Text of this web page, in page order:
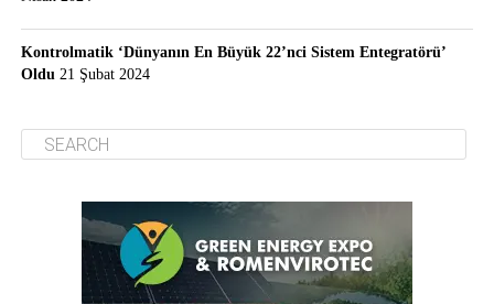
Kontrolmatik ‘Dünyanın En Büyük 22’nci Sistem Entegratörü’
Oldu 21 Şubat 2024